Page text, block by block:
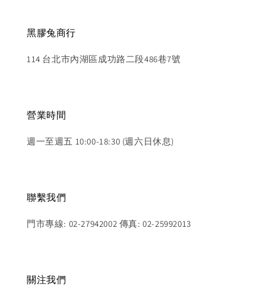
黑膠兔商行
114 台北市內湖區成功路二段486巷7號
營業時間
週一至週五 10:00-18:30 (週六日休息)
聯繫我們
門市專線: 02-27942002 傳真: 02-25992013
關注我們